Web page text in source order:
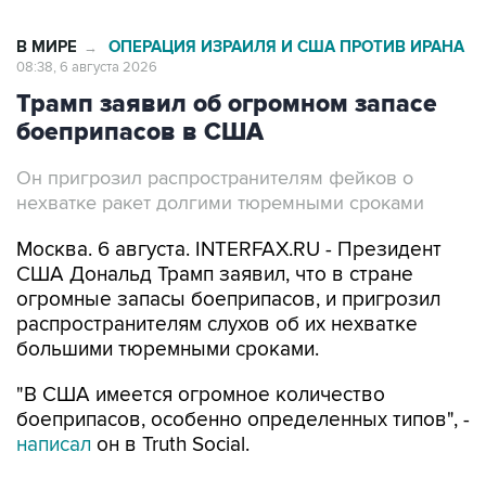
В МИРЕ → ОПЕРАЦИЯ ИЗРАИЛЯ И США ПРОТИВ ИРАНА
08:38, 6 августа 2026
Трамп заявил об огромном запасе
боеприпасов в США
Он пригрозил распространителям фейков о
нехватке ракет долгими тюремными сроками
Москва. 6 августа. INTERFAX.RU - Президент
США Дональд Трамп заявил, что в стране
огромные запасы боеприпасов, и пригрозил
распространителям слухов об их нехватке
большими тюремными сроками.
"В США имеется огромное количество
боеприпасов, особенно определенных типов", -
написал он в Truth Social.